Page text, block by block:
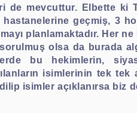
de mevcuttur. Elbette ki
hastanelerine geçmiş, 3
planlamaktadır. Her
olsa da burada
bu hekimlerin,
isimlerinin tek tek
isimler açıklanırsa biz